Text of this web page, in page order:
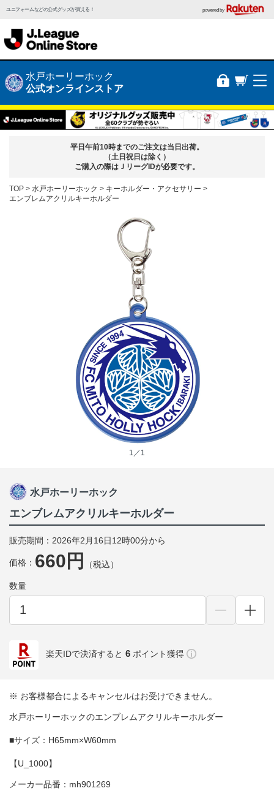
ユニフォームなどの公式グッズが買える！ powered by
水戸ホーリーホック
公式オンラインストア
平日午前10時までのご注文は当日出荷。
（土日祝日は除く）
ご購入の際はＪリーグIDが必要です。
TOP 水戸ホーリーホック
キーホルダー・アクセサリー
エンブレムアクリルキーホルダー
1／1
水戸ホーリーホック
エンブレムアクリルキーホルダー
販売期間：2026年2月16日12時00分から
価格： 660円 （税込）
数量
楽天IDで決済すると 6 ポイント獲得
※ お客様都合によるキャンセルはお受けできません。
水戸ホーリーホックのエンブレムアクリルキーホルダー
■サイズ：H65mm×W60mm
【U_1000】
メーカー品番：mh901269